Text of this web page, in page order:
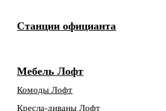
Станции официанта
Мебель Лофт
Комоды Лофт
Кресла-диваны Лофт